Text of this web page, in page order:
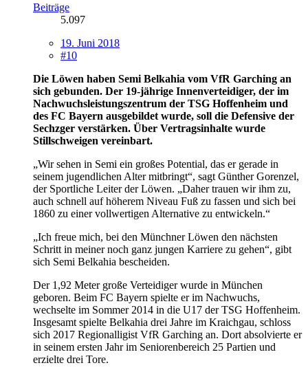
Beiträge
5.097
19. Juni 2018
#10
Die Löwen haben Semi Belkahia vom VfR Garching an
sich gebunden. Der 19-jährige Innenverteidiger, der im
Nachwuchsleistungszentrum der TSG Hoffenheim und
des FC Bayern ausgebildet wurde, soll die Defensive der
Sechzger verstärken. Über Vertragsinhalte wurde
Stillschweigen vereinbart.
„Wir sehen in Semi ein großes Potential, das er gerade in
seinem jugendlichen Alter mitbringt“, sagt Günther Gorenzel,
der Sportliche Leiter der Löwen. „Daher trauen wir ihm zu,
auch schnell auf höherem Niveau Fuß zu fassen und sich bei
1860 zu einer vollwertigen Alternative zu entwickeln.“
„Ich freue mich, bei den Münchner Löwen den nächsten
Schritt in meiner noch ganz jungen Karriere zu gehen“, gibt
sich Semi Belkahia bescheiden.
Der 1,92 Meter große Verteidiger wurde in München
geboren. Beim FC Bayern spielte er im Nachwuchs,
wechselte im Sommer 2014 in die U17 der TSG Hoffenheim.
Insgesamt spielte Belkahia drei Jahre im Kraichgau, schloss
sich 2017 Regionalligist VfR Garching an. Dort absolvierte er
in seinem ersten Jahr im Seniorenbereich 25 Partien und
erzielte drei Tore.